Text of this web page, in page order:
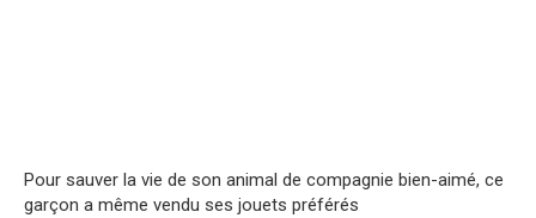
Pour sauver la vie de son animal de compagnie bien-aimé, ce
garçon a même vendu ses jouets préférés